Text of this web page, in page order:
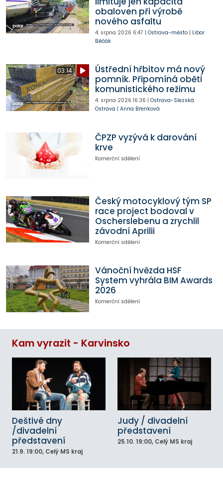
obaloven při výrobě
nového asfaltu
4. srpna 2026 6:47 | Ostrava-město| Libor
Běčák
03:14
Ústřední hřbitov má nový
pomník. Připomíná oběti
komunistického režimu
4. srpna 2026 16:36 | Ostrava-Slezská
Ostrava | Anna Břenková
ČPZP vyzývá k darování
krve
Komerční sdělení
Český motocyklový tým SP
race project bodoval v
Oscherslebenu a zrychlil
závodní Aprilii
Komerční sdělení
Vánoční hvězda HSF
System vyhrála BIM Awards
2026
Komerční sdělení
Kam vyrazit - Karvinsko
Deštivé dny
/divadelní
představení
21.9. 19:00, Celý MS kraj
Judy / divadelní
představení
25.10. 19:00, Celý MS kraj